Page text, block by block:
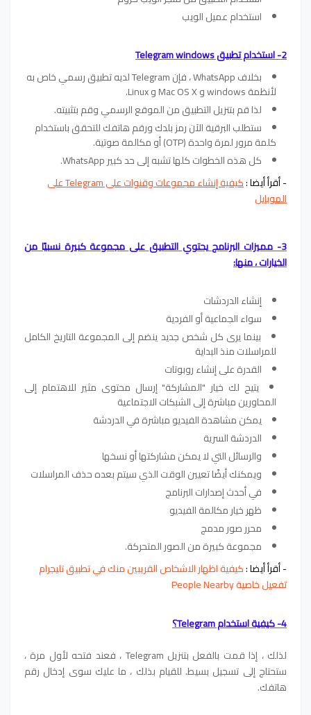
استخدام عميل الويب
2- استخدام تطبيق Telegram windows
بخلاف WhatsApp ، فإن Telegram لديه تطبيق رسمي خاص به
لأنظمة windows و Mac OS X و Linux.
لذا قم بتنزيل التطبيق من الموقع الرسمي وقم بتثبيته.
ستطلب البرقية الآن رمز بلدك ورقم هاتفك للتحقق باستخدام
كلمة مرور لمرة واحدة (OTP) أو مكالمة صوتية.
كل هذه الخطوات كلها تشبه إلى حد كبير WhatsApp.
- أقرأ أيضا :
كيفية إنشاء مجموعات وقنوات على Telegram على
الموبايل
3- مميزات البرنامج يحتوي التطبيق على مجموعة كبيرة نسبيًا من
الخيارات ، منها:
إنشاء الدردشات
سواء الجماعية أو الفردية
بينما يرى كل شخص جديد ينضم إلى المجموعة التاريخ الكامل
للمراسلات منذ البداية
القدرة على إنشاء روبوتات
يتيح لك خيار "المشاركة" إرسال محتوى مثير للاهتمام إلى
المحاورين مباشرة إلى الشبكات الاجتماعية
يمكن مشاهدة الفيديو مباشرة في الدردشة
الدردشة السرية
والرسائل التي لا يمكن مشاركتها أو نسخها
ويمكنك أيضًا تعيين الوقت الذي سيتم بعده حذف المراسلات
في أحدث إصدارات البرنامج
ظهر خيار مكالمة الفيديو
محرر صور مدمج
مجموعة كبيرة من الصور المتحركة.
- أقرأ أيضا :كيفية اظهار الاشخاص القريبين منك في تطبيق تليجرام
تفعيل خاصية People Nearby
4- كيفية استخدام Telegram؟
لذلك ، إذا قمت بالفعل بتنزيل Telegram ، فعند فتحه لأول مرة ،
ستحتاج إلى تسجيل بسيط. للقيام بذلك ، ما عليك سوى إدخال رقم
هاتفك.